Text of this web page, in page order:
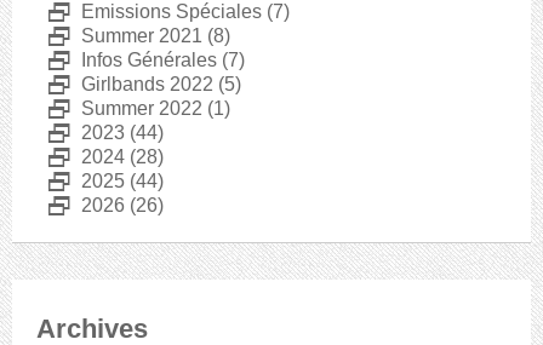
D Emissions Spéciales (7)
D Summer 2021 (8)
D Infos Générales (7)
D Girlbands 2022 (5)
D Summer 2022 (1)
D 2023 (44)
D 2024 (28)
D 2025 (44)
D 2026 (26)
Archives